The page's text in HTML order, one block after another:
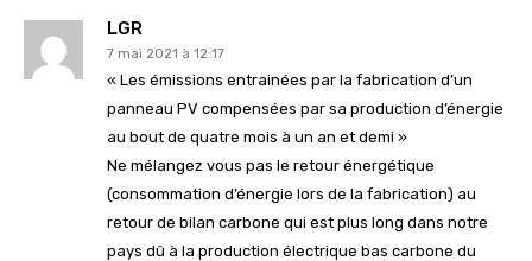
LGR
7 mai 2021 à 12:17
« Les émissions entrainées par la fabrication d’un
panneau PV compensées par sa production d’énergie
au bout de quatre mois à un an et demi »
Ne mélangez vous pas le retour énergétique
(consommation d’énergie lors de la fabrication) au
retour de bilan carbone qui est plus long dans notre
pays dû à la production électrique bas carbone du